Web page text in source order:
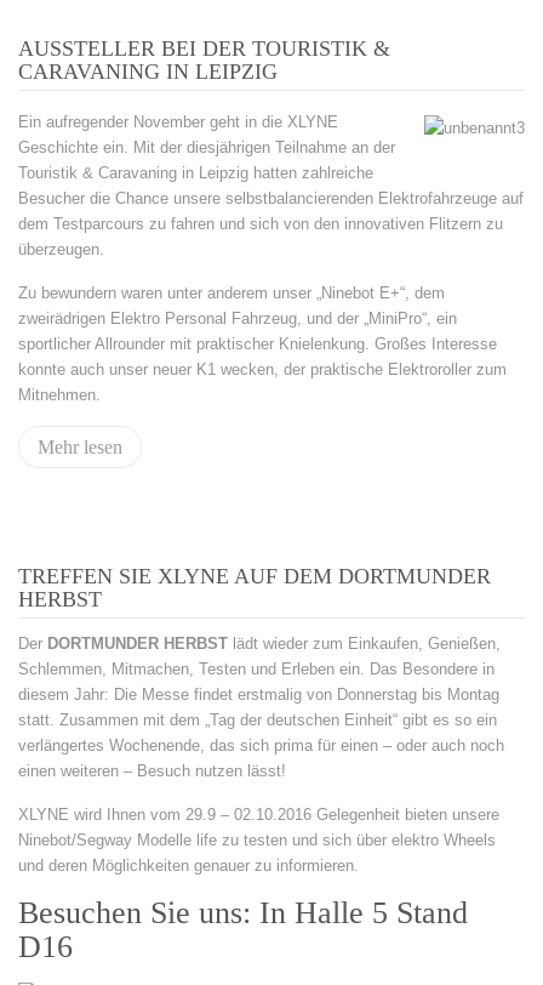
AUSSTELLER BEI DER TOURISTIK &
CARAVANING IN LEIPZIG
Ein aufregender November geht in die XLYNE
Geschichte ein. Mit der diesjährigen Teilnahme an der
Touristik & Caravaning in Leipzig hatten zahlreiche
Besucher die Chance unsere selbstbalancierenden Elektrofahrzeuge auf
dem Testparcours zu fahren und sich von den innovativen Flitzern zu
überzeugen.
Zu bewundern waren unter anderem unser „Ninebot E+“, dem
zweirädrigen Elektro Personal Fahrzeug, und der „MiniPro“, ein
sportlicher Allrounder mit praktischer Knielenkung. Großes Interesse
konnte auch unser neuer K1 wecken, der praktische Elektroroller zum
Mitnehmen.
Mehr lesen
TREFFEN SIE XLYNE AUF DEM DORTMUNDER
HERBST
Der DORTMUNDER HERBST lädt wieder zum Einkaufen, Genießen,
Schlemmen, Mitmachen, Testen und Erleben ein. Das Besondere in
diesem Jahr: Die Messe findet erstmalig von Donnerstag bis Montag
statt. Zusammen mit dem „Tag der deutschen Einheit“ gibt es so ein
verlängertes Wochenende, das sich prima für einen – oder auch noch
einen weiteren – Besuch nutzen lässt!
XLYNE wird Ihnen vom 29.9 – 02.10.2016 Gelegenheit bieten unsere
Ninebot/Segway Modelle life zu testen und sich über elektro Wheels
und deren Möglichkeiten genauer zu informieren.
Besuchen Sie uns: In Halle 5 Stand
D16